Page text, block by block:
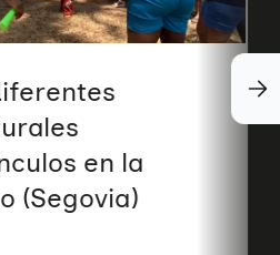
en la
(Segovia)